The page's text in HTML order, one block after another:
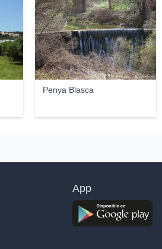
Penya Blasca
App